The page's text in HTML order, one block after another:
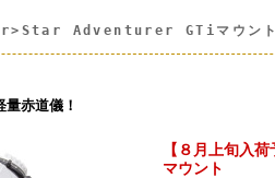
<br>Star Adventurer GTiマウント
赤道儀！
【８月上旬入
マウント